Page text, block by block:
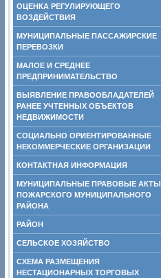
ОЦЕНКА РЕГУЛИРУЮЩЕГО
ВОЗДЕЙСТВИЯ
МУНИЦИПАЛЬНЫЕ ПАССАЖИРСКИЕ
ПЕРЕВОЗКИ
МАЛОЕ И СРЕДНЕЕ
ПРЕДПРИНИМАТЕЛЬСТВО
ВЫЯВЛЕНИЕ ПРАВООБЛАДАТЕЛЕЙ
РАНЕЕ УЧТЕННЫХ ОБЪЕКТОВ
НЕДВИЖИМОСТИ
СОЦИАЛЬНО ОРИЕНТИРОВАННЫЕ
НЕКОММЕРЧЕСКИЕ ОРГАНИЗАЦИИ
КОНТАКТНАЯ ИНФОРМАЦИЯ
МУНИЦИПАЛЬНЫЕ ПРАВОВЫЕ АКТЫ
ПОЖАРСКОГО МУНИЦИПАЛЬНОГО
РАЙОНА
РАЙОН
СЕЛЬСКОЕ ХОЗЯЙСТВО
СХЕМА РАЗМЕЩЕНИЯ
НЕСТАЦИОНАРНЫХ ТОРГОВЫХ